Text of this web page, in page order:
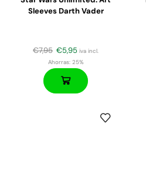
Sleeves Darth Vader
€7,95 €5,95 iva incl.
Ahorras:25%